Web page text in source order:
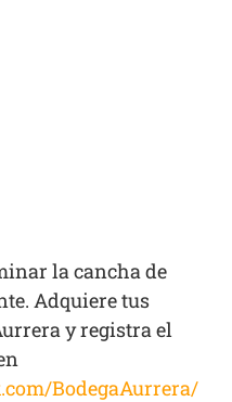
la cancha de
Adquiere tus
y registra el
BodegaAurrera/